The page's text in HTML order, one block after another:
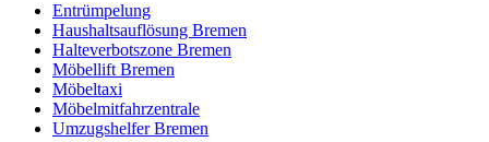
Entrümpelung
Haushaltsauflösung Bremen
Halteverbotszone Bremen
Möbellift Bremen
Möbeltaxi
Möbelmitfahrzentrale
Umzugshelfer Bremen